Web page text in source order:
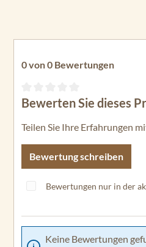
0 von 0 Bewertungen
Durchschnittliche Bewertung
Bewerten Sie dieses
Teilen Sie Ihre Erfahrungen
Bewertung schreiben
Bewertungen nur in der
Keine Bewertungen